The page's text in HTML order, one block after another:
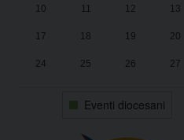
10 11 12 13
17 18 19 20
24 25 26 27
Eventi diocesani